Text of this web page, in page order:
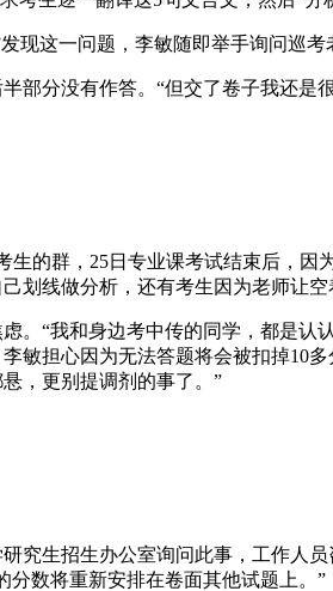
这一问题，李敏随即举手询问巡考
分没有作答。“但交了卷子我还是很
群，25日专业课考试结束后，因
划线做分析，还有考生因为老师让
“我和身边考中传的同学，都是认
敏担心因为无法答题将会被扣掉10
，更别提调剂的事了。”
生招生办公室询问此事，工作人员
分数将重新安排在卷面其他试题上。”